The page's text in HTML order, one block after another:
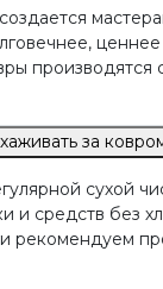
производятся
за
сухой
и средств без
рекомендуем